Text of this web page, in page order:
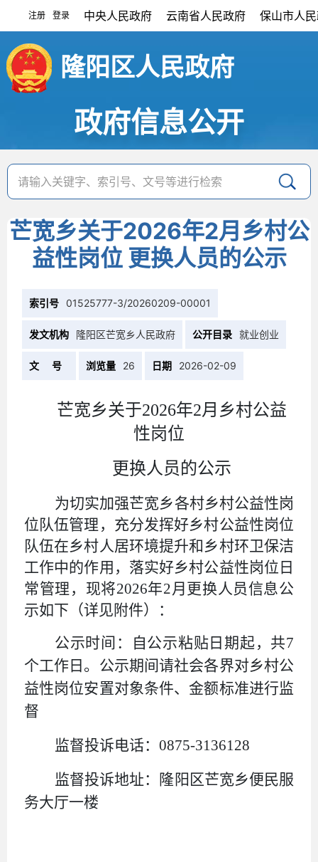
注册 登录 中央人民政府 云南省人民政府 保山市人
隆阳区人民政府
政府信息公开
芒宽乡关于2026年2月乡村公
益性岗位 更换人员的公示
索引号 01525777-3/20260209-00001
发文机构 隆阳区芒宽乡人民政府 公开目录 就业创业
文 号 浏览量 26 日期 2026-02-09
芒宽乡关于2026年2月乡村公益
性岗位
更换人员的公示
为切实加强芒宽乡各村乡村公益性岗
位队伍管理，充分发挥好乡村公益性岗位
队伍在乡村人居环境提升和乡村环卫保洁
工作中的作用， 落实好乡村公益性岗位日
常管理，现将2026年2月更换人员信息公
示如下（详见附件）：
公示时间：自公示粘贴日期起，共7
个工作日。公示期间请社会各界对乡村公
益性岗位安置对象条件、金额标准进行监
督
监督投诉电话： 0875-3136128
监督投诉地址：隆阳区芒宽乡便民服
务大厅一楼